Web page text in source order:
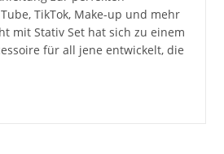
TikTok, Make-up und mehr
mit Stativ Set hat sich zu einem
für all jene entwickelt, die